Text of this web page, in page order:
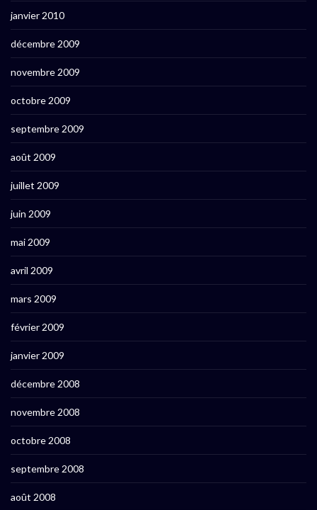
janvier 2010
décembre 2009
novembre 2009
octobre 2009
septembre 2009
août 2009
juillet 2009
juin 2009
mai 2009
avril 2009
mars 2009
février 2009
janvier 2009
décembre 2008
novembre 2008
octobre 2008
septembre 2008
août 2008